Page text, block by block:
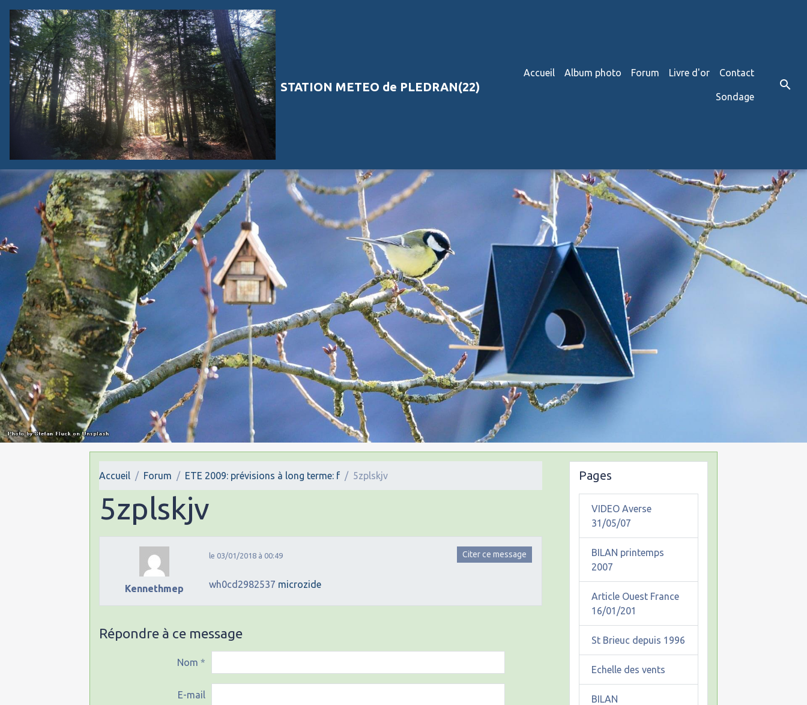
STATION METEO de PLEDRAN(22)
Accueil Album photo Forum Livre d'or Contact
Sondage
Accueil Forum ETE 2009: prévisions à long terme: f 5zplskjv
5zplskjv
Kennethmep
le 03/01/2018 à 00:49 Citer ce message
wh0cd2982537 microzide
Répondre à ce message
Nom
E-mail
Pages
VIDEO Averse
31/05/07
BILAN printemps
2007
Article Ouest France
16/01/201
St Brieuc depuis 1996
Echelle des vents
BILAN